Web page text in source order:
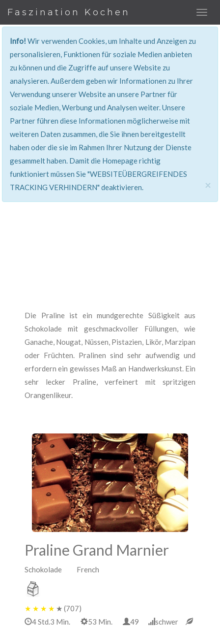
Faszination Kochen
Info!Wir verwenden Cookies, um Inhalte und Anzeigen zu
personalisieren, Funktionen für soziale Medien anbieten
zu können und die Zugriffe auf unsere Website zu
analysieren. Außerdem geben wir Informationen zu Ihrer
Verwendung unserer Website an unsere Partner für
soziale Medien, Werbung und Analysen weiter. Unsere
Partner führen diese Informationen möglicherweise mit
weiteren Daten zusammen, die Sie ihnen bereitgestellt
haben oder die sie im Rahmen Ihrer Nutzung der Dienste
gesammelt haben. Damit die Homepage richtig
funktioniert müssen Sie "WEBSITEÜBERGREIFENDES
TRACKING VERHINDERN" deaktivieren.
×
REZEPT
Super erklärt & lecker...!
Die Praline ist ein mundgerechte Süßigkeit aus
Schokolade mit geschmackvoller Füllungen, wie
Ganache, Nougat, Nüssen, Pistazien, Likör, Marzipan
oder Früchten. Pralinen sind sehr aufwendig und
erfordern ein gewisses Maß an Handwerkskunst. Ein
sehr lecker Praline, verfeinert mit spritzigen
Orangenlikeur.
Praline Grand Marnier
Schokolade French
★ ★ ★ ★ ★ (707)
4 Std.3 Min.
53 Min. 49
schwer